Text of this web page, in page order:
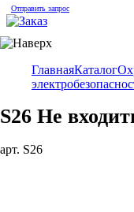
Отправить запрос
ГлавнаяКаталог
S26 Не
арт. S26